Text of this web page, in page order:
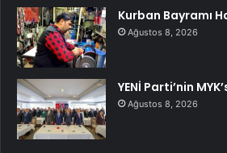
Kurban Bayramı
Ağustos 8, 2026
YENİ Parti’nin
Ağustos 8, 2026